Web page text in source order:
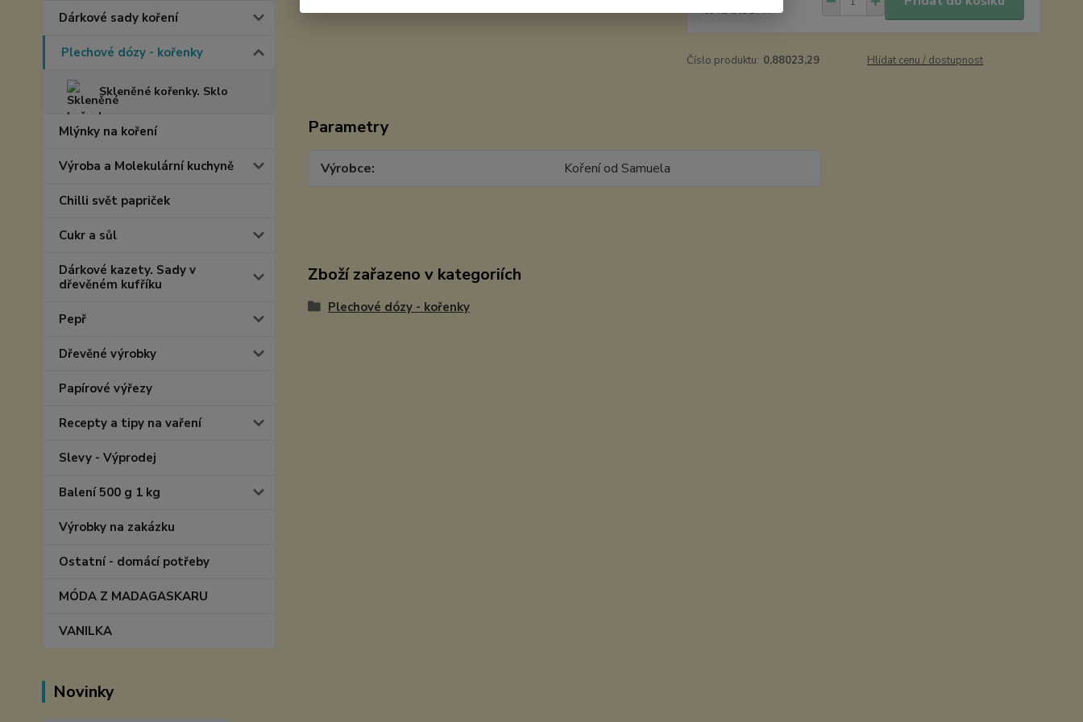
Dárkové sady koření
Plechové dózy - kořenky
Skleněné kořenky. Sklo
Mlýnky na koření
Výroba a Molekulární kuchyně
Chilli svět papriček
Cukr a sůl
Dárkové kazety. Sady v
dřevěném kufříku
Pepř
Dřevěné výrobky
Papírové výřezy
Recepty a tipy na vaření
Slevy - Výprodej
Balení 500 g 1 kg
Výrobky na zakázku
Ostatní - domácí potřeby
MÓDA Z MADAGASKARU
VANILKA
Novinky
65 Kč bez DPH
Číslo produktu: 0,88023,29 Hlídat cenu / dostupnost
Parametry
Výrobce Koření od Samuela
Zboží zařazeno v kategoriích
Plechové dózy - kořenky